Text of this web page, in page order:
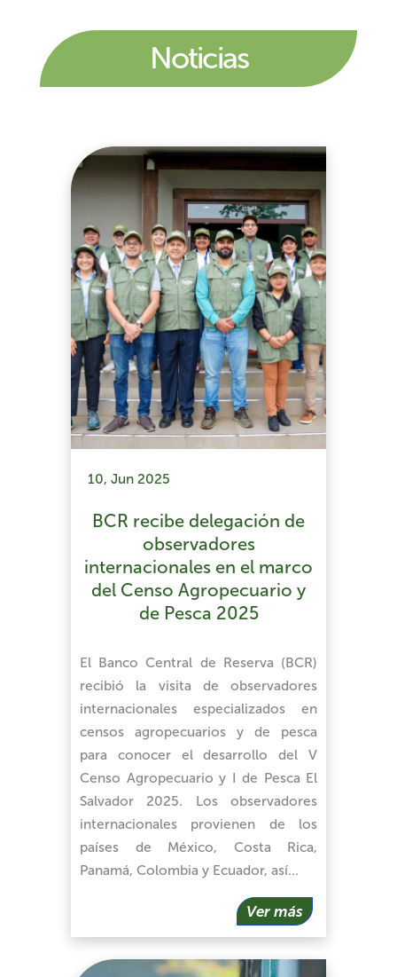
Noticias
10, Jun 2025
BCR recibe delegación de
observadores
internacionales en el marco
del Censo Agropecuario y
de Pesca 2025
El Banco Central de Reserva (BCR)
recibió la visita de observadores
internacionales especializados en
censos agropecuarios y de pesca
para conocer el desarrollo del V
Censo Agropecuario y I de Pesca El
Salvador 2025. Los observadores
internacionales provienen de los
países de México, Costa Rica,
Panamá, Colombia y Ecuador, así…
Ver más